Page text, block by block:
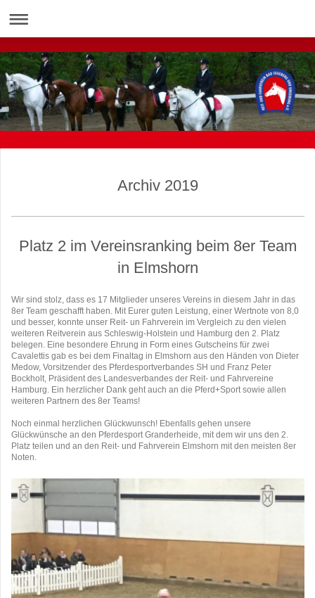
Archiv 2019
Platz 2 im Vereinsranking beim 8er Team
in Elmshorn
Wir sind stolz, dass es 17 Mitglieder unseres Vereins in diesem Jahr in das
8er Team geschafft haben. Mit Eurer guten Leistung, einer Wertnote von 8,0
und besser, konnte unser Reit- un Fahrverein im Vergleich zu den vielen
weiteren Reitverein aus Schleswig-Holstein und Hamburg den 2. Platz
belegen. Eine besondere Ehrung in Form eines Gutscheins für zwei
Cavalettis gab es bei dem Finaltag in Elmshorn aus den Händen von Dieter
Medow, Vorsitzender des Pferdesportverbandes SH und Franz Peter
Bockholt, Präsident des Landesverbandes der Reit- und Fahrvereine
Hamburg. Ein herzlicher Dank geht auch an die Pferd+Sport sowie allen
weiteren Partnern des 8er Teams!
Noch einmal herzlichen Glückwunsch! Ebenfalls gehen unsere
Glückwünsche an den Pferdesport Granderheide, mit dem wir uns den 2.
Platz teilen und an den Reit- und Fahrverein Elmshorn mit den meisten 8er
Noten.